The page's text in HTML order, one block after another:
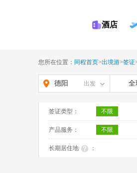
酒店
您所在位置： 同程首页>出境游>签证
德阳 出发 全
签证类型： 不限
产品服务： 不限
长期居住地 ：